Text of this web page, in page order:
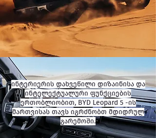
ინტერიერის დახვეწილი დიზაინისა და
ინტელექტუალური ფუნქციების
ერთობლიობით, BYD Leopard 5 -ის
მართვისას თავს იგრძნობთ მდიდრულ
გარემოში.